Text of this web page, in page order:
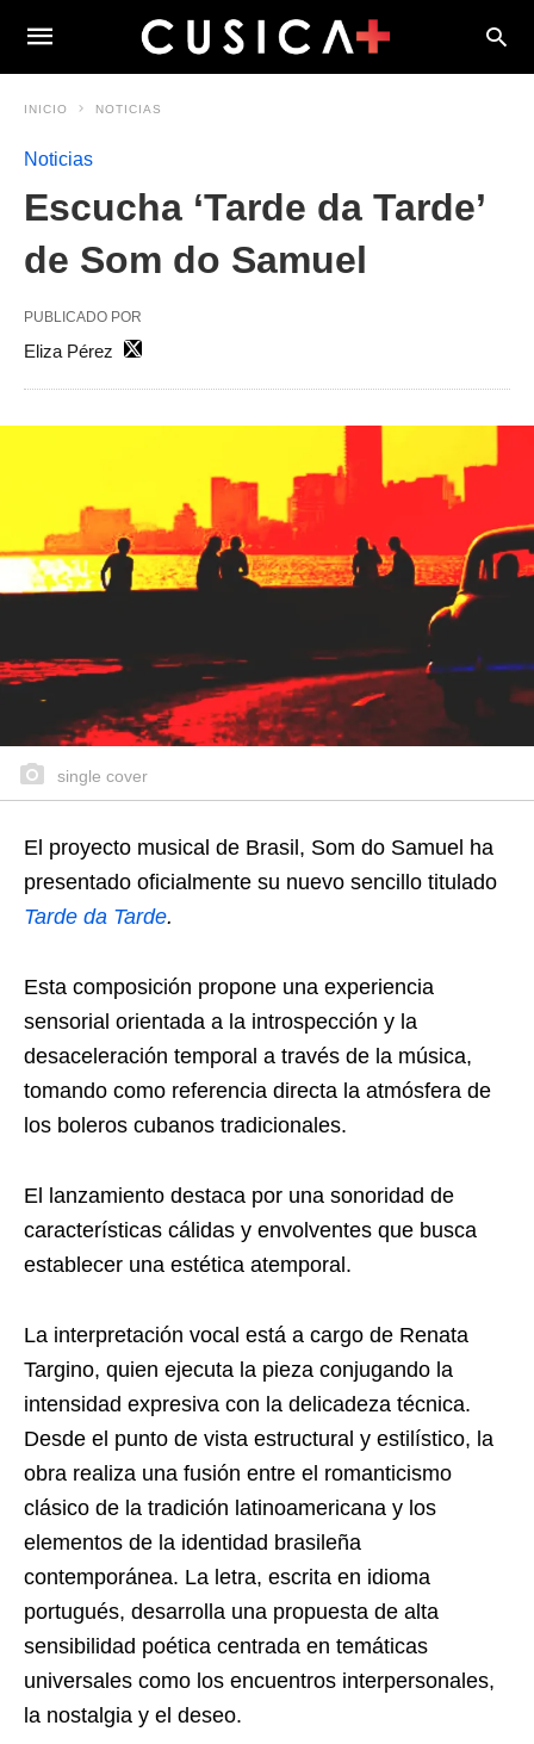
INICIO NOTICIAS
Noticias
Escucha ‘Tarde da Tarde’
de Som do Samuel
PUBLICADO POR
Eliza Pérez
single cover
El proyecto musical de Brasil, Som do Samuel ha
presentado oficialmente su nuevo sencillo titulado
Tarde da Tarde.
Esta composición propone una experiencia
sensorial orientada a la introspección y la
desaceleración temporal a través de la música,
tomando como referencia directa la atmósfera de
los boleros cubanos tradicionales.
El lanzamiento destaca por una sonoridad de
características cálidas y envolventes que busca
establecer una estética atemporal.
La interpretación vocal está a cargo de Renata
Targino, quien ejecuta la pieza conjugando la
intensidad expresiva con la delicadeza técnica.
Desde el punto de vista estructural y estilístico, la
obra realiza una fusión entre el romanticismo
clásico de la tradición latinoamericana y los
elementos de la identidad brasileña
contemporánea. La letra, escrita en idioma
portugués, desarrolla una propuesta de alta
sensibilidad poética centrada en temáticas
universales como los encuentros interpersonales,
la nostalgia y el deseo.